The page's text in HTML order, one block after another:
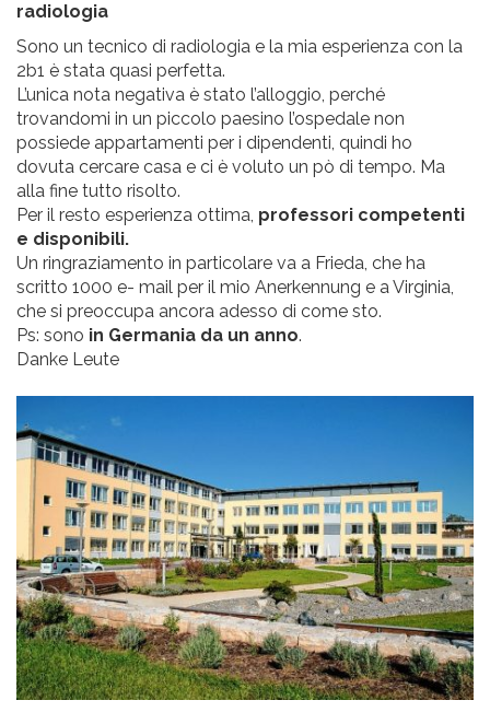
radiologia
Sono un tecnico di radiologia e la mia esperienza con la
2b1 è stata quasi perfetta.
L’unica nota negativa è stato l’alloggio, perché
trovandomi in un piccolo paesino l’ospedale non
possiede appartamenti per i dipendenti, quindi ho
dovuta cercare casa e ci è voluto un pò di tempo. Ma
alla fine tutto risolto.
Per il resto esperienza ottima, professori competenti
e disponibili.
Un ringraziamento in particolare va a Frieda, che ha
scritto 1000 e- mail per il mio Anerkennung e a Virginia,
che si preoccupa ancora adesso di come sto.
Ps: sono in Germania da un anno.
Danke Leute